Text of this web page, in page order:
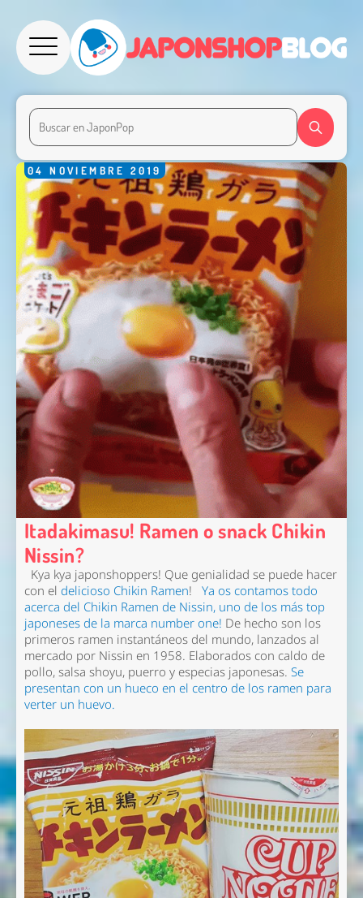
04 NOVIEMBRE 2019
Itadakimasu! Ramen o snack Chikin
Nissin?
Kya kya japonshoppers! Que genialidad se puede hacer
con el delicioso Chikin Ramen! Ya os contamos todo
acerca del Chikin Ramen de Nissin, uno de los más top
japoneses de la marca number one! De hecho son los
primeros ramen instantáneos del mundo, lanzados al
mercado por Nissin en 1958. Elaborados con caldo de
pollo, salsa shoyu, puerro y especias japonesas. Se
presentan con un hueco en el centro de los ramen para
verter un huevo.